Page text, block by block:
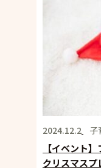
2024.12.2 子
【イベント
クリスマスプ